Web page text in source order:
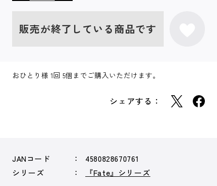
販売が終了している商品です
おひとり様 1回 5個までご購入いただけます。
シェアする：
JANコード
4580828670761
シリーズ
『Fate』シリーズ